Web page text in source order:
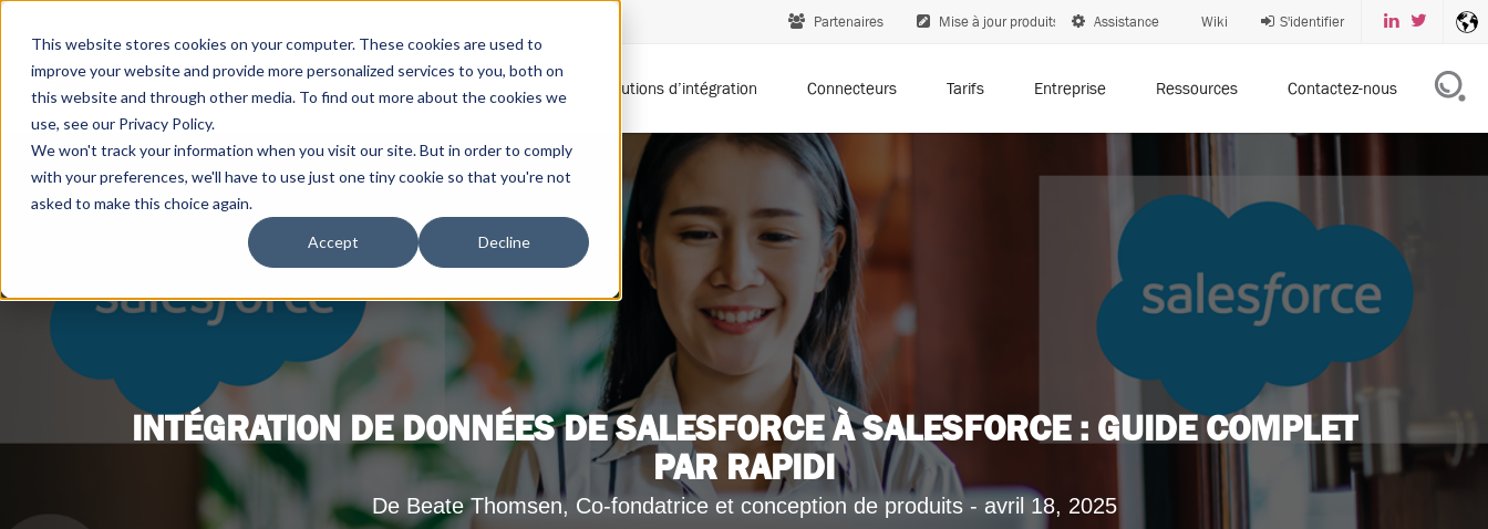
This website stores cookies on your computer. These cookies are used to
improve your website and provide more personalized services to you, both on
this website and through other media. To find out more about the cookies we
use, see our Privacy Policy.
We won't track your information when you visit our site. But in order to comply
with your preferences, we'll have to use just one tiny cookie so that you're not
asked to make this choice again.
Accept Decline
Partenaires Mise à jour produits Assistance Wiki S'identifier
Solutions d’intégration Connecteurs Tarifs Entreprise Ressources Contactez-nous
INTÉGRATION DE DONNÉES DE SALESFORCE À SALESFORCE : GUIDE COMPLET
PAR RAPIDI
De Beate Thomsen, Co-fondatrice et conception de produits - avril 18, 2025